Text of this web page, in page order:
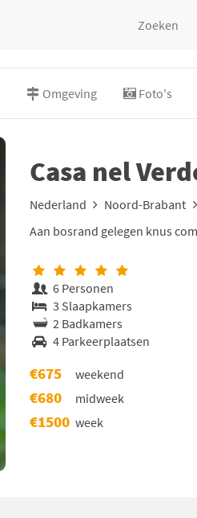
Zoeken
Omgeving Foto's
Casa nel
Nederland Noord-Brabant
Aan bosrand gelegen knus
6 Personen
3 Slaapkamers
2 Badkamers
4 Parkeerplaatsen
€675 weekend
€680 midweek
€1500 week